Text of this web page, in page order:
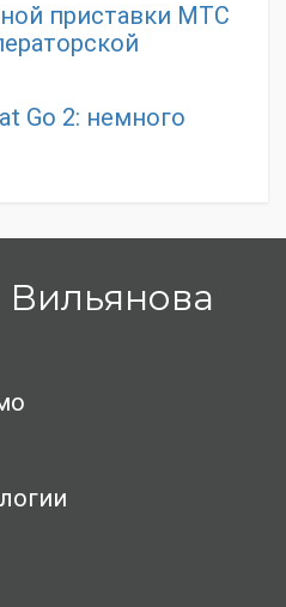
приставки МТС
Go 2: немного
Вильянова